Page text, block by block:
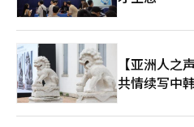
利润，如果这些财富未能转化为中
年就业和住房稳定，国民也无法感
的冷静提醒。成为半导体强国与国
因此，韩国的AI时代战略不能仅停
须将半导体带来的附加值扩展到物
驾驶、生物、能源、农业生命、物
的“大脑”，但仅有“大脑”无法使
农场、医院、学校、港口和物流中
【亚洲人之
共情续写中